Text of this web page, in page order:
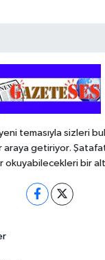
temasıyla sizleri
getiriyor.
okuyabilecekleri bir